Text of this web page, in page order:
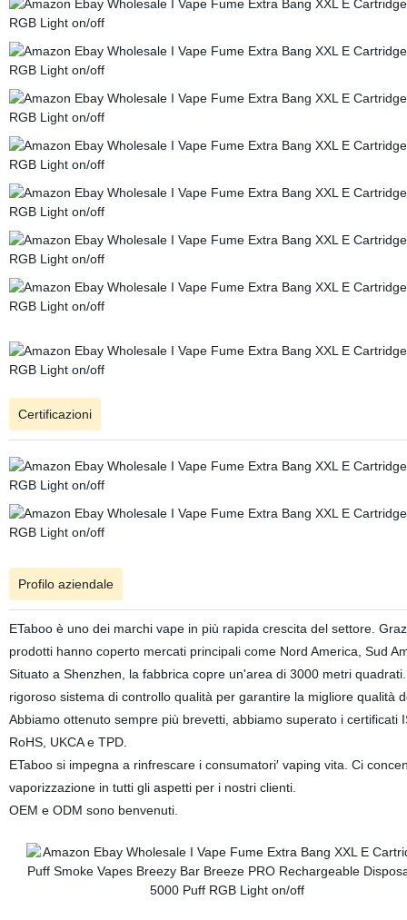
Certificazioni
Profilo aziendale
ETaboo è uno dei marchi vape in più rapida crescita del settore.
prodotti hanno coperto mercati principali come Nord America, Sud
Situato a Shenzhen, la fabbrica copre un'area di 3000 metri
rigoroso sistema di controllo qualità per garantire la migliore qualità
Abbiamo ottenuto sempre più brevetti, abbiamo superato i
RoHS, UKCA e TPD.
ETaboo si impegna a rinfrescare i consumatori′ vaping vita. Ci
vaporizzazione in tutti gli aspetti per i nostri clienti.
OEM e ODM sono benvenuti.